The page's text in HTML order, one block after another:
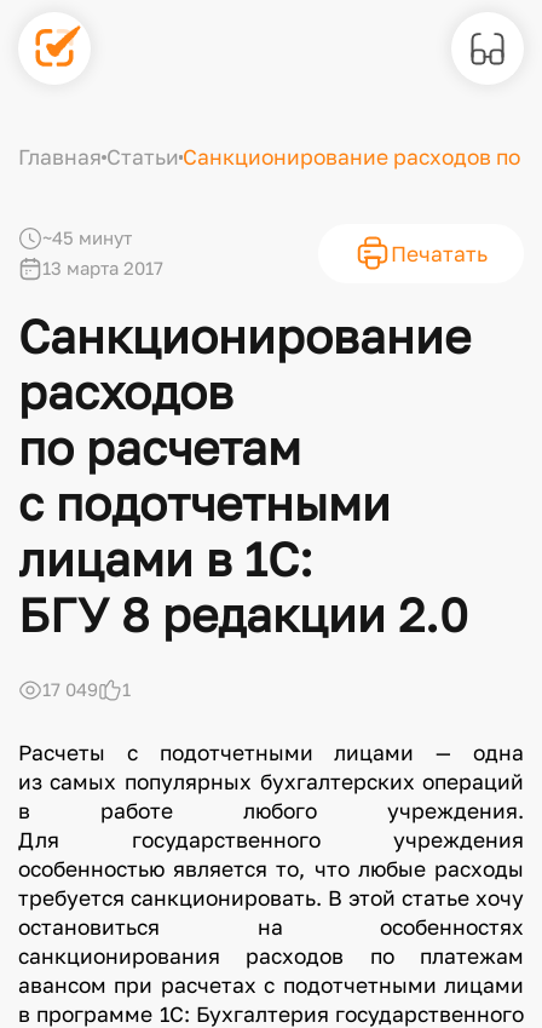
Главная Статьи Санкционирование расходов по
~45 минут
13 марта 2017
Печатать
Санкционирование
расходов
по расчетам
с подотчетными
лицами в 1С:
БГУ 8 редакции 2.0
17 049 1
Расчеты с подотчетными лицами — одна
из самых популярных бухгалтерских операций
в работе любого учреждения.
Для государственного учреждения
особенностью является то, что любые расходы
требуется санкционировать. В этой статье хочу
остановиться на особенностях
санкционирования расходов по платежам
авансом при расчетах с подотчетными лицами
в программе 1С: Бухгалтерия государственного